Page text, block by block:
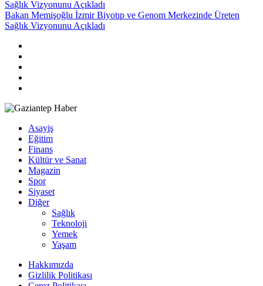
Bakan Memişoğlu İzmir Biyotıp ve Genom Merkezinde Üreten
Sağlık Vizyonunu Açıkladı
Asayiş
Eğitim
Finans
Kültür ve Sanat
Magazin
Spor
Siyaset
Diğer
Sağlık
Teknoloji
Yemek
Yaşam
Hakkımızda
Gizlilik Politikası